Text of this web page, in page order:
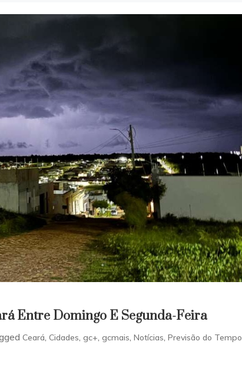
Entre Domingo E Segunda-Feira
Ceará Cidades gc+ gcmais Notícias Previsão do Tempo